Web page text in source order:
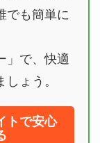
でも簡単に
」で、快適
ょう。
トで安心